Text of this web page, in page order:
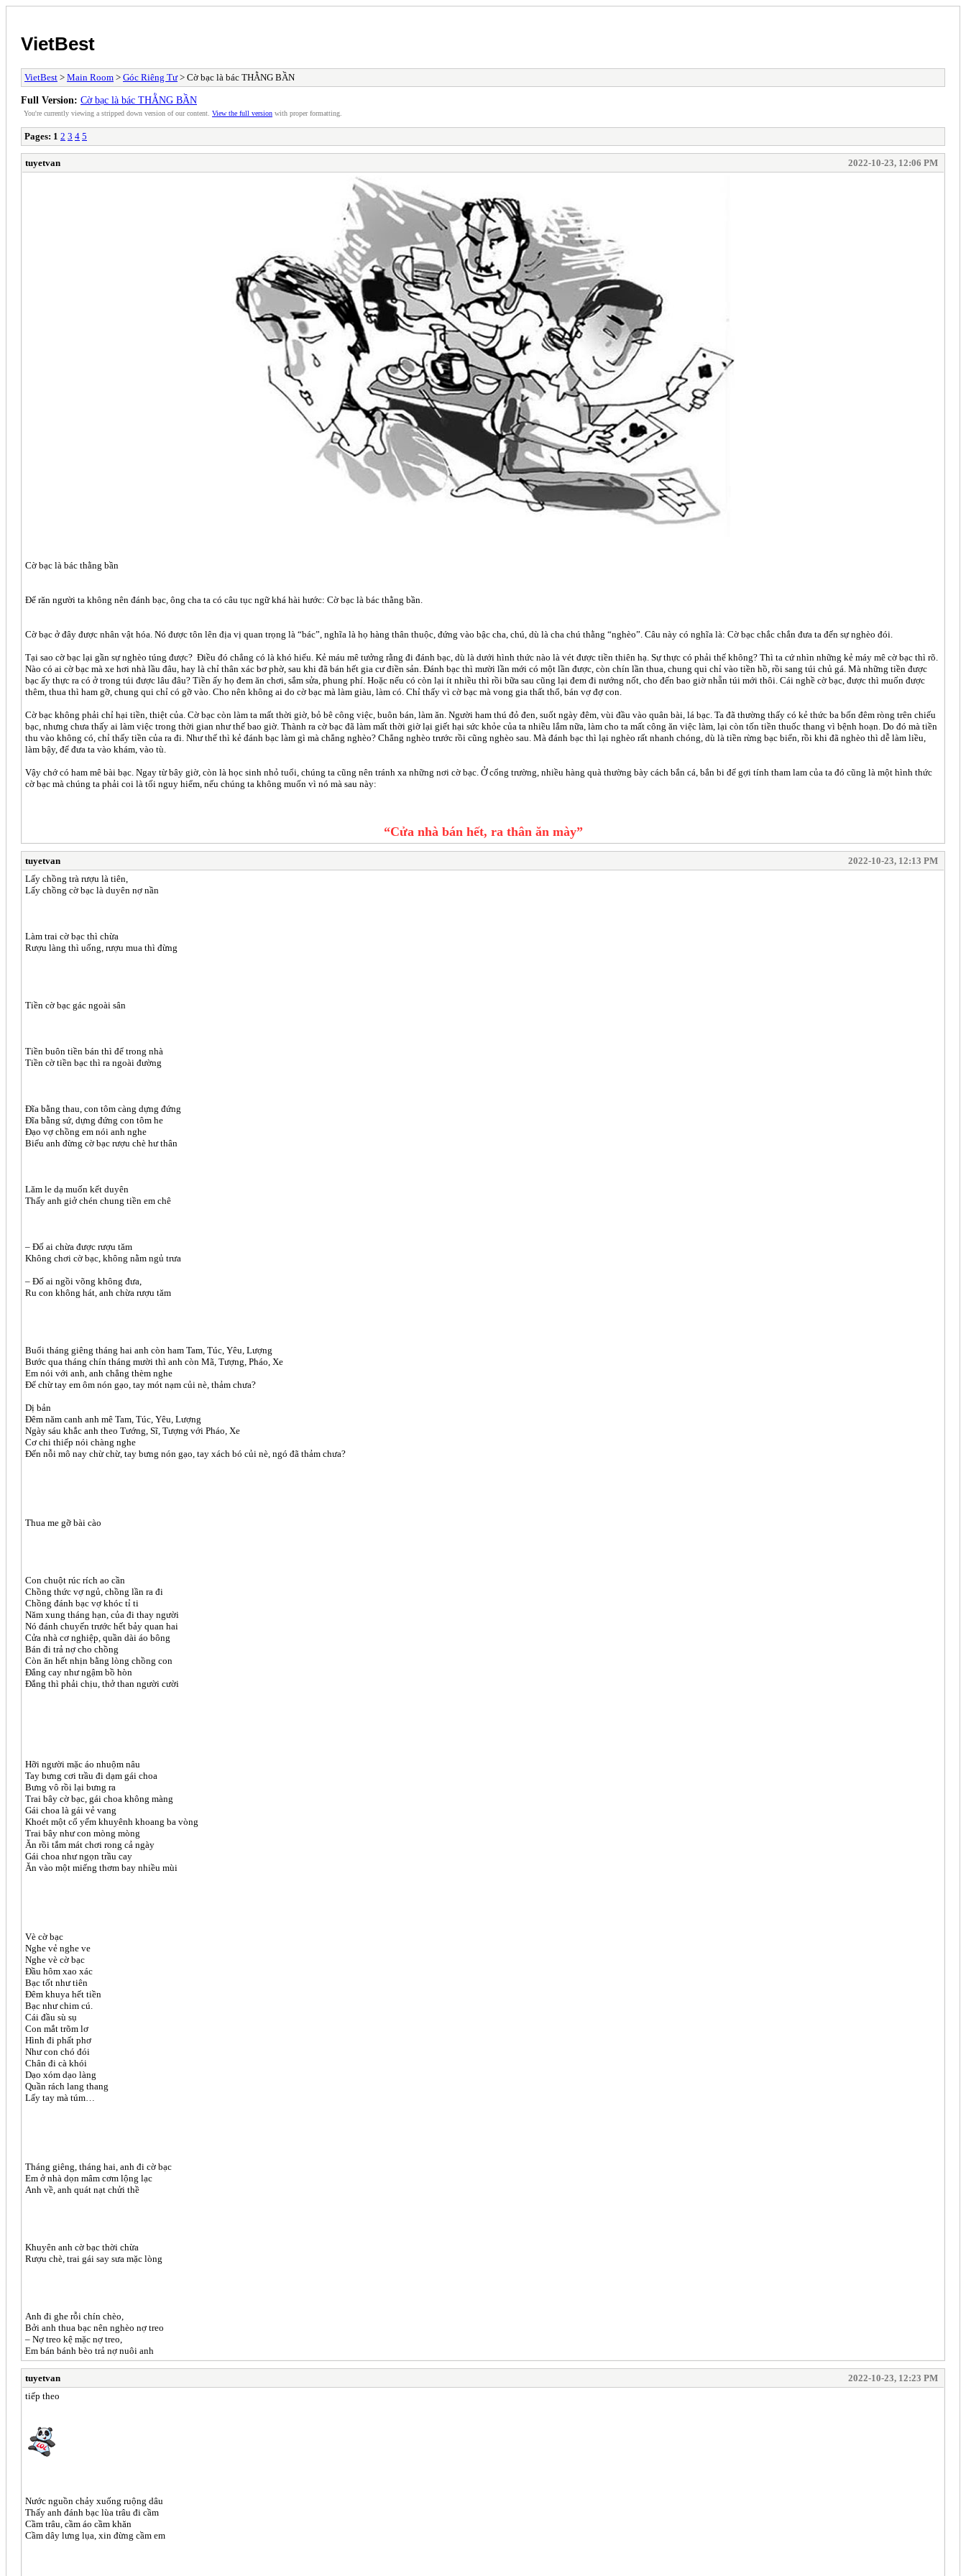
VietBest
VietBest > Main Room > Góc Riêng Tư> Cờ bạc là bác THẰNG BẦN
Full Version: Cờ bạc là bác THẰNG BẦN
You're currently viewing a stripped down version of our content. View the full version with proper formatting.
Pages: 1 2 3 4 5
tuyetvan 2022-10-23, 12:06 PM
Cờ bạc là bác thằng bần
Để răn người ta không nên đánh bạc, ông cha ta có câu tục ngữ khá hài hước: Cờ bạc là bác thằng bần.
Cờ bạc ở đây được nhân vật hóa. Nó được tôn lên địa vị quan trọng là “bác”, nghĩa là họ hàng thân thuộc, đứng vào bậc cha, chú, dù là cha chú thằng “nghèo”. Câu này có nghĩa là: Cờ bạc chắc chắn đưa ta đến sự nghèo đói.
Tại sao cờ bạc lại gần sự nghèo túng được? Điều đó chẳng có là khó hiểu. Kẻ máu mê tưởng rằng đi đánh bạc, dù là dưới hình thức nào là vét được tiền thiên hạ. Sự thực có phải thế không? Thì ta cứ nhìn những kẻ máy mê cờ bạc thì rõ.
Nào có ai cờ bạc mà xe hơi nhà lầu đâu, hay là chỉ thân xác bơ phờ, sau khi đã bán hết gia cư điền sản. Đánh bạc thì mười lần mới có một lần được, còn chín lần thua, chung qui chỉ vào tiền hồ, rồi sang túi chủ gá. Mà những tiền được
bạc ấy thực ra có ở trong túi được lâu đâu? Tiền ấy họ đem ăn chơi, sắm sửa, phung phí. Hoặc nếu có còn lại ít nhiều thì rồi bữa sau cũng lại đem đi nướng nốt, cho đến bao giờ nhẵn túi mới thôi. Cái nghề cờ bạc, được thì muốn được
thêm, thua thì ham gỡ, chung qui chỉ có gỡ vào. Cho nên không ai do cờ bạc mà làm giàu, làm có. Chỉ thấy vì cờ bạc mà vong gia thất thổ, bán vợ đợ con.
Cờ bạc không phải chỉ hại tiền, thiệt của. Cờ bạc còn làm ta mất thời giờ, bỏ bê công việc, buôn bán, làm ăn. Người ham thú đỏ đen, suốt ngày đêm, vùi đầu vào quân bài, lá bạc. Ta đã thường thấy có kẻ thức ba bốn đêm ròng trên chiếu
bạc, nhưng chưa thấy ai làm việc trong thời gian như thế bao giờ. Thành ra cờ bạc đã làm mất thời giờ lại giết hại sức khỏe của ta nhiều lắm nữa, làm cho ta mất công ăn việc làm, lại còn tốn tiền thuốc thang vì bệnh hoạn. Do đó mà tiền
thu vào không có, chỉ thấy tiền của ra đi. Như thế thì kẻ đánh bạc làm gì mà chẳng nghèo? Chẳng nghèo trước rồi cũng nghèo sau. Mà đánh bạc thì lại nghèo rất nhanh chóng, dù là tiền rừng bạc biển, rồi khi đã nghèo thì dễ làm liều,
làm bậy, để đưa ta vào khám, vào tù.
Vậy chớ có ham mê bài bạc. Ngay từ bây giờ, còn là học sinh nhỏ tuổi, chúng ta cũng nên tránh xa những nơi cờ bạc. Ở cổng trường, nhiều hàng quà thường bày cách bắn cá, bắn bi để gợi tính tham lam của ta đó cũng là một hình thức
cờ bạc mà chúng ta phải coi là tối nguy hiểm, nếu chúng ta không muốn vì nó mà sau này:
“Cửa nhà bán hết, ra thân ăn mày”
tuyetvan
2022-10-23, 12:13 PM
Lấy chồng trà rượu là tiên,
Lấy chồng cờ bạc là duyên nợ nần
Làm trai cờ bạc thì chừa
Rượu làng thì uống, rượu mua thì đừng
Tiền cờ bạc gác ngoài sân
Tiền buôn tiền bán thì để trong nhà
Tiền cờ tiền bạc thì ra ngoài đường
Đĩa bằng thau, con tôm càng dựng đứng
Đĩa bằng sứ, dựng đứng con tôm he
Đạo vợ chồng em nói anh nghe
Biểu anh đừng cờ bạc rượu chè hư thân
Lăm le dạ muốn kết duyên
Thấy anh giở chén chung tiền em chê
– Đố ai chừa được rượu tăm
Không chơi cờ bạc, không nằm ngủ trưa
– Đố ai ngồi võng không đưa,
Ru con không hát, anh chừa rượu tăm
Buổi tháng giêng tháng hai anh còn ham Tam, Túc, Yêu, Lượng
Bước qua tháng chín tháng mười thì anh còn Mã, Tượng, Pháo, Xe
Em nói với anh, anh chẳng thèm nghe
Để chừ tay em ôm nón gạo, tay mót nạm củi nè, thảm chưa?
Dị bản
Đêm năm canh anh mê Tam, Túc, Yêu, Lượng
Ngày sáu khắc anh theo Tướng, Sĩ, Tượng với Pháo, Xe
Cơ chi thiếp nói chàng nghe
Đến nỗi mô nay chừ chừ, tay bưng nón gạo, tay xách bó củi nè, ngó đã thảm chưa?
Thua me gỡ bài cào
Con chuột rúc rích ao cần
Chồng thức vợ ngủ, chồng lần ra đi
Chồng đánh bạc vợ khóc tỉ ti
Năm xung tháng hạn, của đi thay người
Nó đánh chuyến trước hết bảy quan hai
Cửa nhà cơ nghiệp, quần dài áo bông
Bán đi trả nợ cho chồng
Còn ăn hết nhịn bằng lòng chồng con
Đắng cay như ngậm bồ hòn
Đắng thì phải chịu, thở than người cười
Hỡi người mặc áo nhuộm nâu
Tay bưng cơi trầu đi dạm gái choa
Bưng vô rồi lại bưng ra
Trai bây cờ bạc, gái choa không màng
Gái choa là gái vẻ vang
Khoét một cổ yếm khuyênh khoang ba vòng
Trai bây như con mòng mòng
Ăn rồi tắm mát chơi rong cả ngày
Gái choa như ngọn trầu cay
Ăn vào một miếng thơm bay nhiều mùi
Vè cờ bạc
Nghe vẻ nghe ve
Nghe vè cờ bạc
Đầu hôm xao xác
Bạc tốt như tiên
Đêm khuya hết tiền
Bạc như chim cú.
Cái đầu sù sụ
Con mắt trõm lơ
Hình đi phất phơ
Như con chó đói
Chân đi cà khói
Dạo xóm dạo làng
Quần rách lang thang
Lấy tay mà túm…
Tháng giêng, tháng hai, anh đi cờ bạc
Em ở nhà dọn mâm cơm lộng lạc
Anh về, anh quát nạt chửi thề
Khuyên anh cờ bạc thời chừa
Rượu chè, trai gái say sưa mặc lòng
Anh đi ghe rỗi chín chèo,
Bởi anh thua bạc nên nghèo nợ treo
– Nợ treo kệ mặc nợ treo,
Em bán bánh bèo trả nợ nuôi anh
tuyetvan
2022-10-23, 12:23 PM
tiếp theo
Nước nguồn chảy xuống ruộng dâu
Thấy anh đánh bạc lùa trâu đi cầm
Cầm trâu, cầm áo cầm khăn
Cầm dây lưng lụa, xin đừng cầm em